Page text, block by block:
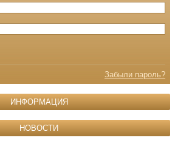
Забыли пароль?
ИНФОРМАЦИЯ
НОВОСТИ